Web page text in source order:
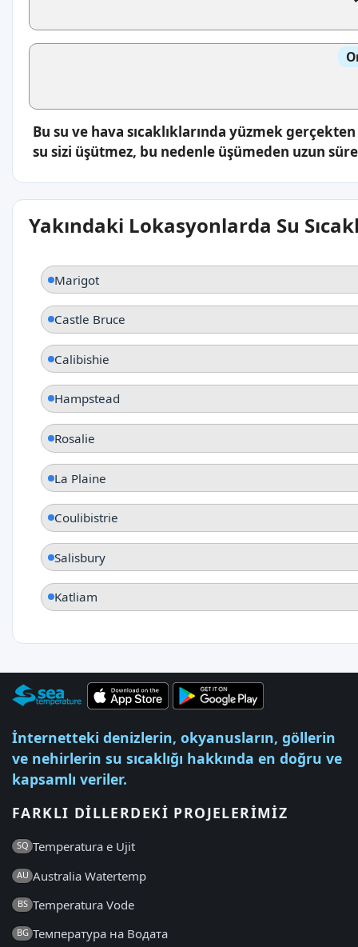
Bu su ve hava sıcaklıklarında yüzmek
su sizi üşütmez, bu nedenle üşümeden uzun
Yakındaki Lokasyonlarda Su
Marigot
Castle Bruce
Calibishie
Hampstead
Rosalie
La Plaine
Coulibistrie
Salisbury
Katliam
İnternetteki denizlerin, okyanusların, göllerin
ve nehirlerin su sıcaklığı hakkında en doğru ve
kapsamlı veriler.
FARKLI DILLERDEKI PROJELERIMIZ
SQ Temperatura e Ujit
AU Australia Watertemp
BS Temperatura Vode
BG Температура на Водата